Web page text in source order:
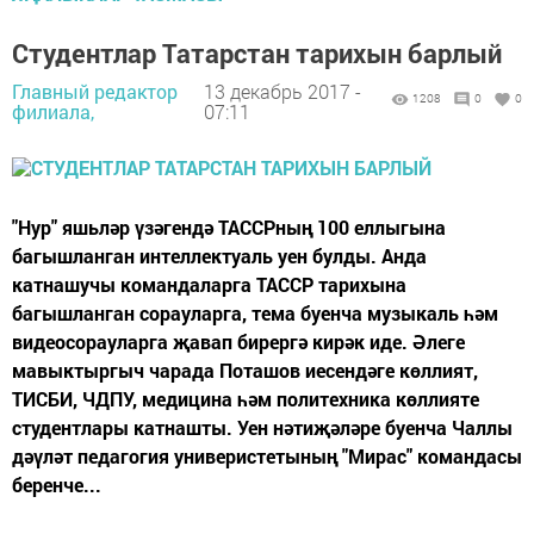
Студентлар Татарстан тарихын барлый
Главный редактор
филиала,
13 декабрь 2017 -
07:11
1208 0 0
"Нур" яшьләр үзәгендә ТАССРның 100 еллыгына
багышланган интеллектуаль уен булды. Анда
катнашучы командаларга ТАССР тарихына
багышланган сорауларга, тема буенча музыкаль һәм
видеосорауларга җавап бирергә кирәк иде. Әлеге
мавыктыргыч чарада Поташов иесендәге көллият,
ТИСБИ, ЧДПУ, медицина һәм политехника көллияте
студентлары катнашты. Уен нәтиҗәләре буенча Чаллы
дәүләт педагогия универистетының "Мирас" командасы
беренче...